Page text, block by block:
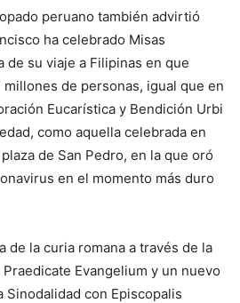
peruano también advirtió
ha celebrado Misas
de su viaje a Filipinas en que
de personas, igual que en
Eucarística y Bendición Urbi
como aquella celebrada en
de San Pedro, en la que oró
en el momento más duro
de la curia romana a través de la
Evangelium y un nuevo
con Episcopalis